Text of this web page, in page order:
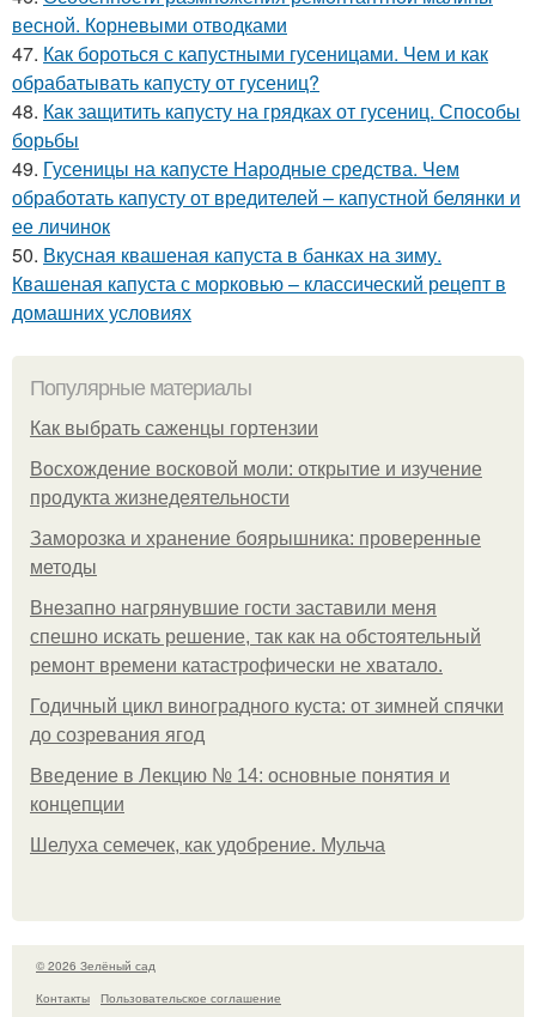
весной. Корневыми отводками
47. Как бороться с капустными гусеницами. Чем и как
обрабатывать капусту от гусениц?
48. Как защитить капусту на грядках от гусениц. Способы
борьбы
49. Гусеницы на капусте Народные средства. Чем
обработать капусту от вредителей – капустной белянки и
ее личинок
50. Вкусная квашеная капуста в банках на зиму.
Квашеная капуста с морковью – классический рецепт в
домашних условиях
Популярные материалы
Как выбрать саженцы гортензии
Восхождение восковой моли: открытие и изучение
продукта жизнедеятельности
Заморозка и хранение боярышника: проверенные
методы
Внезапно нагрянувшие гости заставили меня
спешно искать решение, так как на обстоятельный
ремонт времени катастрофически не хватало.
Годичный цикл виноградного куста: от зимней спячки
до созревания ягод
Введение в Лекцию № 14: основные понятия и
концепции
Шелуха семечек, как удобрение. Мульча
© 2026 Зелёный сад
Контакты
Пользовательское соглашение